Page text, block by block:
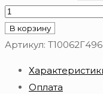
Количество
товара
Серьги
золота
В корзину
Артикул: Т10062Г496
Оплата